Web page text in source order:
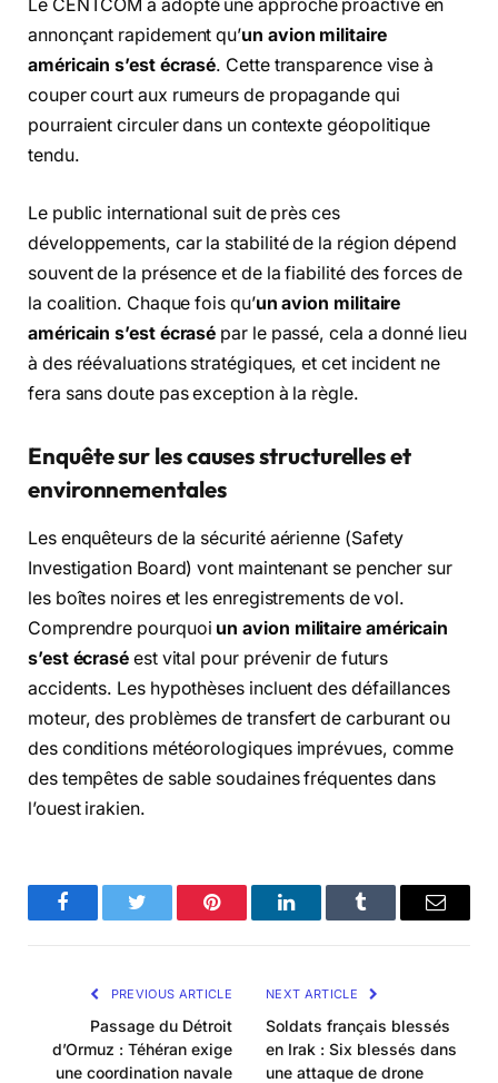
Le CENTCOM a adopté une approche proactive en
annonçant rapidement qu’un avion militaire
américain s’est écrasé. Cette transparence vise à
couper court aux rumeurs de propagande qui
pourraient circuler dans un contexte géopolitique
tendu.
Le public international suit de près ces
développements, car la stabilité de la région dépend
souvent de la présence et de la fiabilité des forces de
la coalition. Chaque fois qu’un avion militaire
américain s’est écrasé par le passé, cela a donné lieu
à des réévaluations stratégiques, et cet incident ne
fera sans doute pas exception à la règle.
Enquête sur les causes structurelles et
environnementales
Les enquêteurs de la sécurité aérienne (Safety
Investigation Board) vont maintenant se pencher sur
les boîtes noires et les enregistrements de vol.
Comprendre pourquoi un avion militaire américain
s’est écrasé est vital pour prévenir de futurs
accidents. Les hypothèses incluent des défaillances
moteur, des problèmes de transfert de carburant ou
des conditions météorologiques imprévues, comme
des tempêtes de sable soudaines fréquentes dans
l’ouest irakien.
FacebookTwitter Pinterest LinkedInTumblr Email
PREVIOUS ARTICLE
Passage du Détroit
d’Ormuz : Téhéran exige
une coordination navale
NEXT ARTICLE
Soldats français blessés
en Irak : Six blessés dans
une attaque de drone